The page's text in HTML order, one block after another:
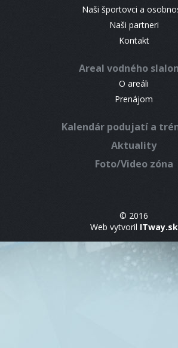
Naši športovci a
Naši partneri
Kontakt
Areal vodného
O areáli
Prenájom
Kalendár podujatí a
Aktuality
Foto/Video zóna
© 2016
Web vytvoril ITway.sk